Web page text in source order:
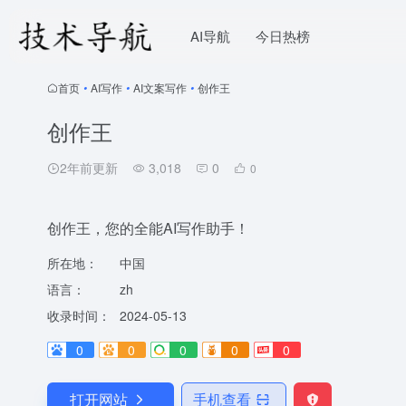
AI导航 今日热榜
首页 • AI写作 • AI文案写作 • 创作王
创作王
2年前更新 3,018 0 0
创作王，您的全能AI写作助手！
所在地：
中国
语言：
zh
收录时间：
2024-05-13
0
0 0 0 0
打开网站 手机查看